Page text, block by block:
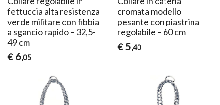
fettuccia alta resistenza
verde militare con fibbia
a sgancio rapido – 32,5-
49 cm
€ 6,05
cromata modello
pesante con piastrina
regolabile – 60 cm
€ 5,40